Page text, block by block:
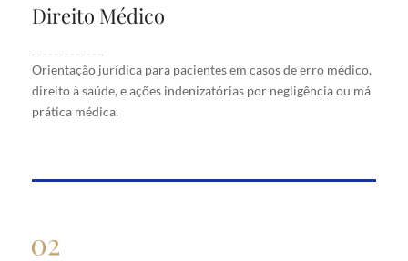
Direito Médico
Orientação jurídica para pacientes em casos de erro médico,
direito à saúde, e ações indenizatórias por negligência ou má
prática médica.
Direito Médico
erro médico, direito à saúde, e ações indenizatórias
por negligência ou má prática médica.